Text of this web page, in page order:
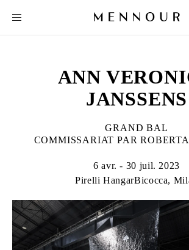
ANN
JANSSENS
GRAND BAL
COMMISSARIAT PAR
6 avr. - 30 juil. 2023
Pirelli HangarBicocca,